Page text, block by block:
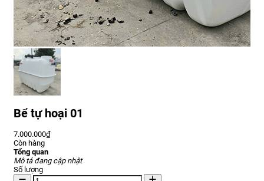
Bể tự hoại 01
7.000.000₫
Còn hàng
Tổng quan
Mô tả đang cập nhật
Số lượng